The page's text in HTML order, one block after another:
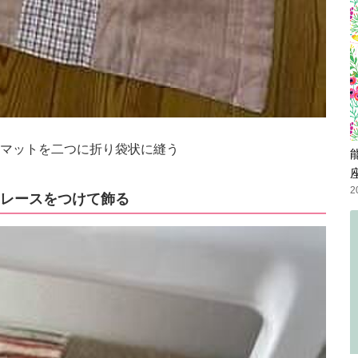
ットを二つに折り袋状に縫う
ースをつけて飾る